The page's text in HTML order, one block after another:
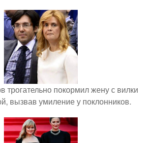
трогательно покормил жену с вилки
вызвав умиление у поклонников.